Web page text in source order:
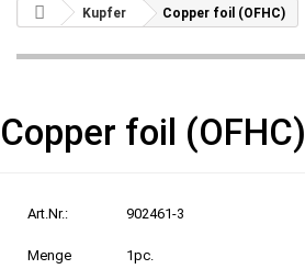
Kupfer Copper foil (OFHC)
Copper foil (OFHC)
Art.Nr.: 902461-3
Menge 1pc.